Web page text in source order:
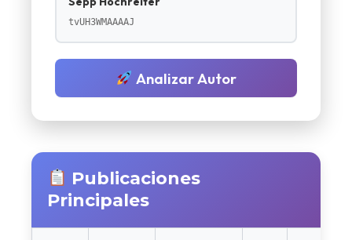
tvUH3WMAAAAJ
Analizar Autor
Publicaciones
Principales